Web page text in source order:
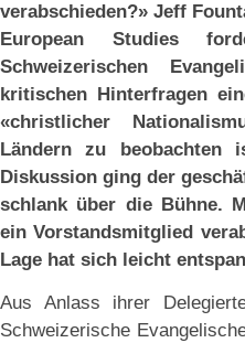
verabschieden?» Jeff
European Studies
Schweizerischen
kritischen Hinterfragen
«christlicher
Ländern zu beobachten
Diskussion ging der
schlank über die Bühne.
ein Vorstandsmitglied
Lage hat sich leicht
Aus Anlass ihrer
Schweizerische